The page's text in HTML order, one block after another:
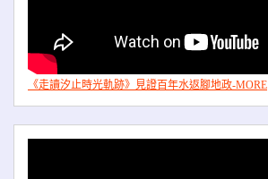
《走讀汐止時光軌跡》見證百年水返腳地政-MORE